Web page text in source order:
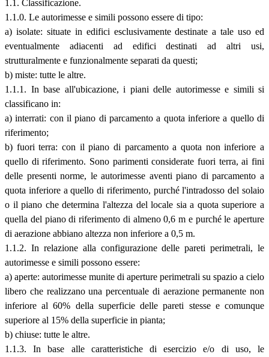
1.1. Classificazione.
1.1.0. Le autorimesse e simili possono essere di tipo:
a) isolate: situate in edifici esclusivamente destinate a tale uso ed
eventualmente adiacenti ad edifici destinati ad altri usi,
strutturalmente e funzionalmente separati da questi;
b) miste: tutte le altre.
1.1.1. In base all'ubicazione, i piani delle autorimesse e simili si
classificano in:
a) interrati: con il piano di parcamento a quota inferiore a quello di
riferimento;
b) fuori terra: con il piano di parcamento a quota non inferiore a
quello di riferimento. Sono parimenti considerate fuori terra, ai fini
delle presenti norme, le autorimesse aventi piano di parcamento a
quota inferiore a quello di riferimento, purché l'intradosso del solaio
o il piano che determina l'altezza del locale sia a quota superiore a
quella del piano di riferimento di almeno 0,6 m e purché le aperture
di aerazione abbiano altezza non inferiore a 0,5 m.
1.1.2. In relazione alla configurazione delle pareti perimetrali, le
autorimesse e simili possono essere:
a) aperte: autorimesse munite di aperture perimetrali su spazio a cielo
libero che realizzano una percentuale di aerazione permanente non
inferiore al 60% della superficie delle pareti stesse e comunque
superiore al 15% della superficie in pianta;
b) chiuse: tutte le altre.
1.1.3. In base alle caratteristiche di esercizio e/o di uso, le